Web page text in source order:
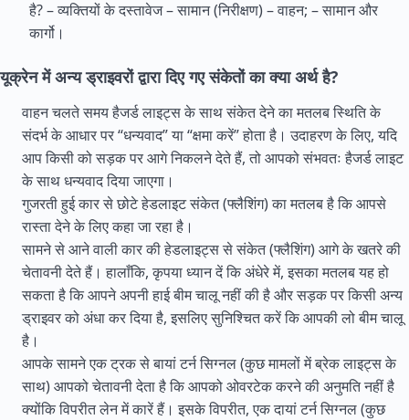
है? – व्यक्तियों के दस्तावेज – सामान (निरीक्षण) – वाहन; – सामान और
कार्गो।
यूक्रेन में अन्य ड्राइवरों द्वारा दिए गए संकेतों का क्या अर्थ है?
वाहन चलते समय हैजर्ड लाइट्स के साथ संकेत देने का मतलब स्थिति के
संदर्भ के आधार पर “धन्यवाद” या “क्षमा करें” होता है। उदाहरण के लिए, यदि
आप किसी को सड़क पर आगे निकलने देते हैं, तो आपको संभवतः हैजर्ड लाइट
के साथ धन्यवाद दिया जाएगा।
गुजरती हुई कार से छोटे हेडलाइट संकेत (फ्लैशिंग) का मतलब है कि आपसे
रास्ता देने के लिए कहा जा रहा है।
सामने से आने वाली कार की हेडलाइट्स से संकेत (फ्लैशिंग) आगे के खतरे की
चेतावनी देते हैं। हालाँकि, कृपया ध्यान दें कि अंधेरे में, इसका मतलब यह हो
सकता है कि आपने अपनी हाई बीम चालू नहीं की है और सड़क पर किसी अन्य
ड्राइवर को अंधा कर दिया है, इसलिए सुनिश्चित करें कि आपकी लो बीम चालू
है।
आपके सामने एक ट्रक से बायां टर्न सिग्नल (कुछ मामलों में ब्रेक लाइट्स के
साथ) आपको चेतावनी देता है कि आपको ओवरटेक करने की अनुमति नहीं है
क्योंकि विपरीत लेन में कारें हैं। इसके विपरीत, एक दायां टर्न सिग्नल (कुछ